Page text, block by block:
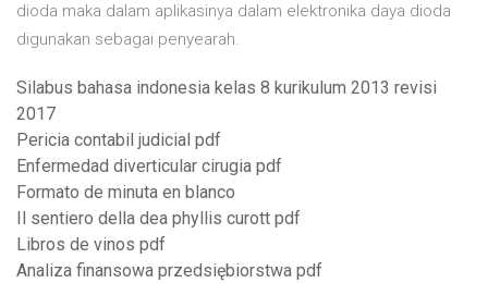
dioda maka dalam aplikasinya dalam elektronika daya dioda
digunakan sebagai penyearah.
Silabus bahasa indonesia kelas 8 kurikulum 2013 revisi
2017
Pericia contabil judicial pdf
Enfermedad diverticular cirugia pdf
Formato de minuta en blanco
Il sentiero della dea phyllis curott pdf
Libros de vinos pdf
Analiza finansowa przedsiębiorstwa pdf